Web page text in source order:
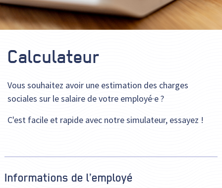
Calculateur
Vous souhaitez avoir une estimation des charges
sociales sur le salaire de votre employé·e ?
C'est facile et rapide avec notre simulateur, essayez !
Informations de l’employé